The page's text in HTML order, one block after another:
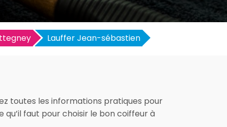
Lauffer Jean-sébastien
toutes les informations pratiques pour
qu’il faut pour choisir le bon coiffeur à